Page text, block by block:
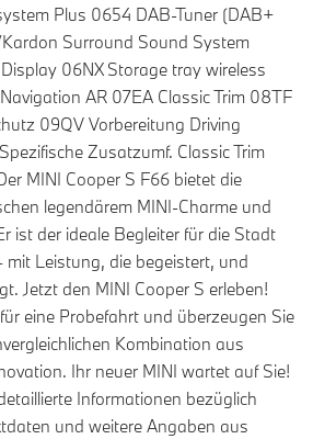
Plus 0654 DAB-Tuner (DAB+
Surround Sound System
06NX Storage tray wireless
AR 07EA Classic Trim 08TF
09QV Vorbereitung Driving
Zusatzumf. Classic Trim
MINI Cooper S F66 bietet die
legendärem MINI-Charme und
ist der ideale Begleiter für die Stadt
Leistung, die begeistert, und
Jetzt den MINI Cooper S erleben!
eine Probefahrt und überzeugen Sie
Kombination aus
Ihr neuer MINI wartet auf Sie!
Informationen bezüglich
und weitere Angaben aus